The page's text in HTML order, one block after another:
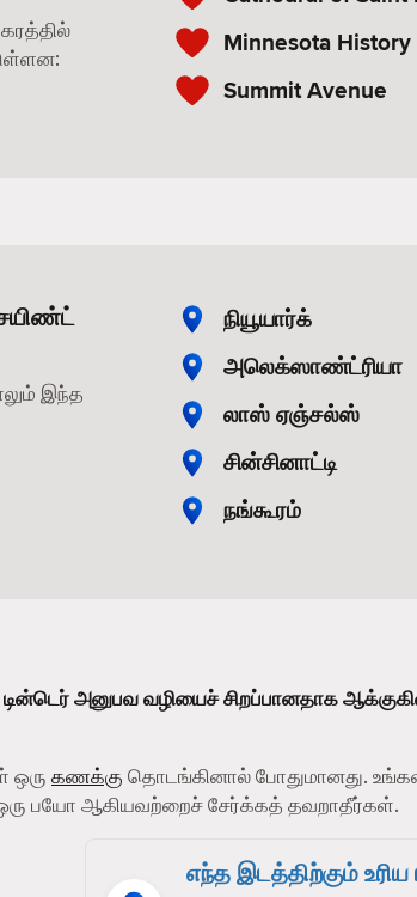
Minnesota
Summit Avenue
இந்த
நியூயார்க்
அலெக்ஸாண்ட்ரியா
லாஸ் ஏஞ்சல்ஸ்
சின்சினாட்டி
நங்கூரம்
அனுபவ வழியைச் சிறப்பானதாக
ஒரு கணக்கு தொடங்கினால் போதுமானது.
பயோ ஆகியவற்றைச் சேர்க்கத் தவறாதீர்கள்.
எந்த இடத்திற்கும் உரிய